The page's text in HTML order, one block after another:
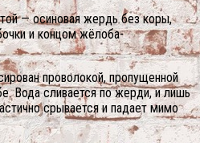
— осиновая жердь без коры,
и концом жёлоба-
проволокой, пропущенной
Вода сливается по жерди, и лишь
срывается и падает мимо